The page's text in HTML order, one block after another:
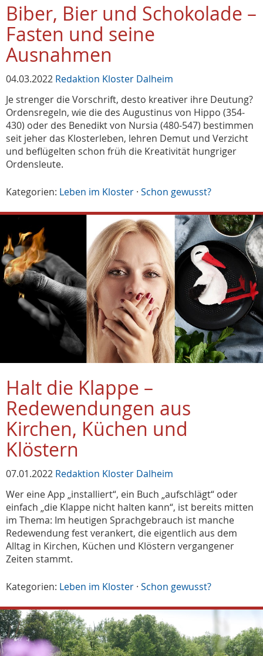
Biber, Bier und Schokolade –
Fasten und seine
Ausnahmen
04.03.2022 Redaktion Kloster Dalheim
Je strenger die Vorschrift, desto kreativer ihre Deutung?
Ordensregeln, wie die des Augustinus von Hippo (354-
430) oder des Benedikt von Nursia (480-547) bestimmen
seit jeher das Klosterleben, lehren Demut und Verzicht
und beflügelten schon früh die Kreativität hungriger
Ordensleute.
Kategorien: Leben im Kloster · Schon gewusst?
Halt die Klappe –
Redewendungen aus
Kirchen, Küchen und
Klöstern
07.01.2022 Redaktion Kloster Dalheim
Wer eine App „installiert“, ein Buch „aufschlägt“ oder
einfach „die Klappe nicht halten kann“, ist bereits mitten
im Thema: Im heutigen Sprachgebrauch ist manche
Redewendung fest verankert, die eigentlich aus dem
Alltag in Kirchen, Küchen und Klöstern vergangener
Zeiten stammt.
Kategorien: Leben im Kloster · Schon gewusst?